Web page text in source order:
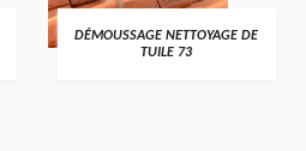
DÉMOUSSAGE NETTOYAGE DE
TUILE 73